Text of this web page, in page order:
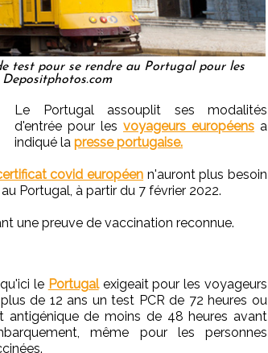
test pour se rendre au Portugal pour les
Le Portugal assouplit ses modalités
d'entrée pour les voyageurs européens a
indiqué la presse portugaise.
covid européen n'auront plus besoin
Portugal, à partir du 7 février 2022.
une preuve de vaccination reconnue.
le Portugalexigeait pour les voyageurs
de 12 ans un test PCR de 72 heures ou
antigénique de moins de 48 heures avant
même pour les personnes